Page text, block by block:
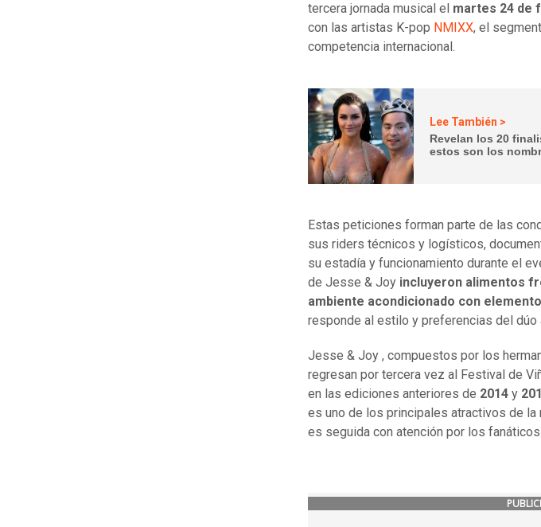
tercera jornada musical el martes 24 de
con las artistas K-pop NMIXX, el
competencia internacional.
Lee También >
Revelan los 20
estos son los
Estas peticiones forman parte de las
sus riders técnicos y logísticos,
su estadía y funcionamiento durante el
de Jesse & Joy incluyeron alimentos
ambiente acondicionado con
responde al estilo y preferencias del dúo
Jesse & Joy , compuestos por los
regresan por tercera vez al Festival de
en las ediciones anteriores de 2014 y
es uno de los principales atractivos de la
es seguida con atención por los